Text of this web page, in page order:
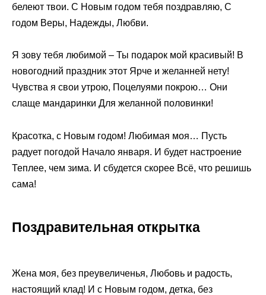
белеют твои. С Новым годом тебя поздравляю, С
годом Веры, Надежды, Любви.
Я зову тебя любимой – Ты подарок мой красивый! В
новогодний праздник этот Ярче и желанней нету!
Чувства я свои утрою, Поцелуями покрою… Они
слаще мандаринки Для желанной половинки!
Красотка, с Новым годом! Любимая моя… Пусть
радует погодой Начало января. И будет настроение
Теплее, чем зима. И сбудется скорее Всё, что решишь
сама!
Поздравительная открытка
Жена моя, без преувеличенья, Любовь и радость,
настоящий клад! И с Новым годом, детка, без